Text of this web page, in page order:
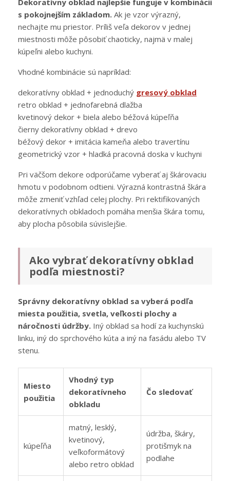
s pokojnejším základom. Ak je vzor výrazný,
nechajte mu priestor. Príliš veľa dekorov v jednej
miestnosti môže pôsobiť chaoticky, najmä v malej
kúpeľni alebo kuchyni.
Vhodné kombinácie sú napríklad:
dekoratívny obklad + jednoduchý gresový obklad
retro obklad + jednofarebná dlažba
kvetinový dekor + biela alebo béžová kúpeľňa
čierny dekoratívny obklad + drevo
béžový dekor + imitácia kameňa alebo travertínu
geometrický vzor + hladká pracovná doska v kuchyni
Pri väčšom dekore odporúčame vyberať aj škárovaciu
hmotu v podobnom odtieni. Výrazná kontrastná škára
môže zmeniť vzhľad celej plochy. Pri rektifikovaných
dekoratívnych obkladoch pomáha menšia škára tomu,
aby plocha pôsobila súvislejšie.
Ako vybrať dekoratívny obklad
podľa miestnosti?
Správny dekoratívny obklad sa vyberá podľa
miesta použitia, svetla, veľkosti plochy a
náročnosti údržby. Iný obklad sa hodí za kuchynskú
linku, iný do sprchového kúta a iný na fasádu alebo TV
stenu.
Miesto
použitia
Vhodný typ
dekoratívneho
obkladu
Čo sledovať
kúpeľňa
matný, lesklý,
kvetinový,
veľkoformátový
alebo retro obklad
údržba, škáry,
protišmyk na
podlahe